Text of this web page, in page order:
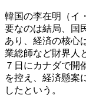
韓国の李在明（イ
要なのは結局、国
あり、経済の核心
業総師など財界人
７日にカナダで開
を控え、経済懸案
したという。